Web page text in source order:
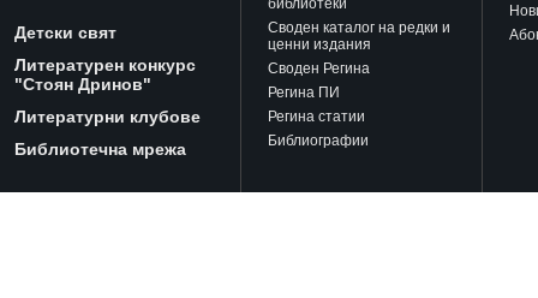
Детски свят
Литературен конкурс
"Стоян Дринов"
Литературни клубове
Библиотечна мрежа
библиотеки
Своден каталог на редки и
ценни издания
Своден Регина
Регина ПИ
Регина статии
Библиографии